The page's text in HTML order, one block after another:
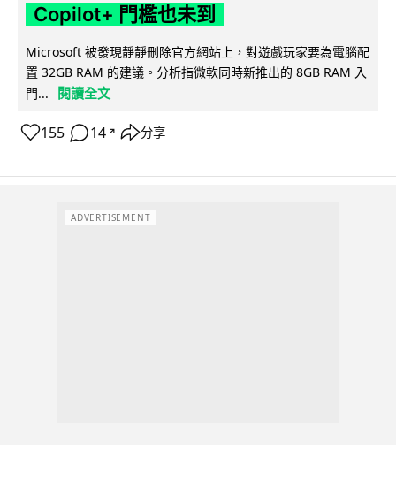
Copilot+ 門檻也未到
Microsoft 被發現靜靜刪除官方網站上，對遊戲玩家要為電腦配
置 32GB RAM 的建議。分析指微軟同時新推出的 8GB RAM 入
門...
閱讀全文
155 14 ↗ 分享
ADVERTISEMENT